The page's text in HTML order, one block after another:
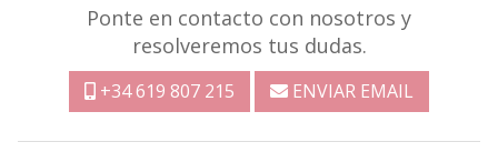
Ponte en contacto con nosotros y
resolveremos tus dudas.
+34 619 807 215 ENVIAR EMAIL